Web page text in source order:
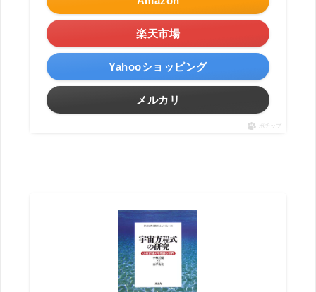
楽天市場
Yahooショッピング
メルカリ
ポチップ